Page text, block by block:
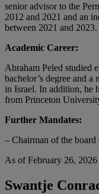
senior advisor to the
2012 and 2021 and an
between 2021 and 2023.
Academic Career:
Abraham Peled studied
bachelor’s degree and a
in Israel. In addition, he
from Princeton
Further Mandates:
– Chairman of the
As of February 26, 2026
Swantje